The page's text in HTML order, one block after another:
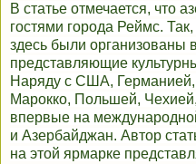
В статье отмечается, что
гостями города Реймс.
здесь были организованы
представляющие
Наряду с США, Германией,
Марокко, Польшей,
впервые на
и Азербайджан. Автор
на этой ярмарке